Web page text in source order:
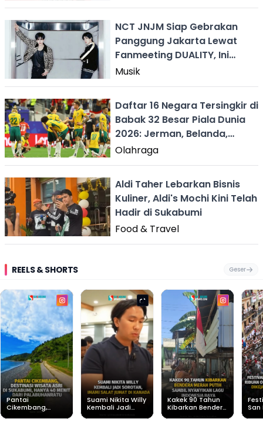
NCT JNJM Siap Gebrakan
Panggung Jakarta Lewat
Fanmeeting DUALITY, Ini
Setlistnya
Musik
Daftar 16 Negara Tersingkir di
Babak 32 Besar Piala Dunia
2026: Jerman, Belanda,
Jepang hingga Kroasia
Angkat Koper
Olahraga
Aldi Taher Lebarkan Bisnis
Kuliner, Aldi's Mochi Kini Telah
Hadir di Sukabumi
Food & Travel
REELS & SHORTS Geser
Pantai
Cikembang,
Suami Nikita Willy
Kembali Jadi
Kakek 90 Tahun
Kibarkan Bendera
San